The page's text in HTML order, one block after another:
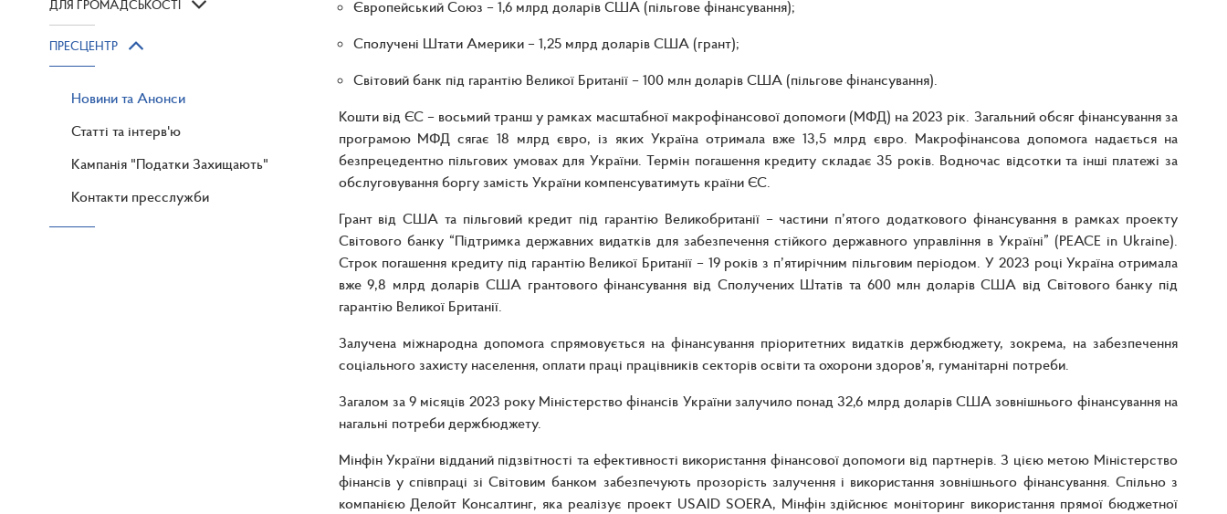
ДЛЯ ГРОМАДСЬКОСТІ
ПРЕСЦЕНТР
Новини та Анонси
Статті та інтерв'ю
Кампанія "Податки Захищають"
Контакти пресслужби
Європейський Союз – 1,6 млрд доларів США (пільгове фінансування);
Сполучені Штати Америки – 1,25 млрд доларів США (грант);
Світовий банк під гарантію Великої Британії – 100 млн доларів США (пільгове фінансування).
Кошти від ЄС – восьмий транш у рамках масштабної макрофінансової допомоги (МФД) на 2023 рік. Загальний обсяг фінансування за
програмою МФД сягає 18 млрд євро, із яких Україна отримала вже 13,5 млрд євро. Макрофінансова допомога надається на
безпрецедентно пільгових умовах для України. Термін погашення кредиту складає 35 років. Водночас відсотки та інші платежі за
обслуговування боргу замість України компенсуватимуть країни ЄС.
Грант від США та пільговий кредит під гарантію Великобританії – частини п’ятого додаткового фінансування в рамках проекту
Світового банку “Підтримка державних видатків для забезпечення стійкого державного управління в Україні” (PEACE in Ukraine).
Строк погашення кредиту під гарантію Великої Британії – 19 років з п’ятирічним пільговим періодом. У 2023 році Україна отримала
вже 9,8 млрд доларів США грантового фінансування від Сполучених Штатів та 600 млн доларів США від Світового банку під
гарантію Великої Британії.
Залучена міжнародна допомога спрямовується на фінансування пріоритетних видатків держбюджету, зокрема, на забезпечення
соціального захисту населення, оплати праці працівників секторів освіти та охорони здоров’я, гуманітарні потреби.
Загалом за 9 місяців 2023 року Міністерство фінансів України залучило понад 32,6 млрд доларів США зовнішнього фінансування на
нагальні потреби держбюджету.
Мінфін України відданий підзвітності та ефективності використання фінансової допомоги від партнерів. З цією метою Міністерство
фінансів у співпраці зі Світовим банком забезпечують прозорість залучення і використання зовнішнього фінансування. Спільно з
компанією Делойт Консалтинг, яка реалізує проект USAID SOERA, Мінфін здійснює моніторинг використання прямої бюджетної